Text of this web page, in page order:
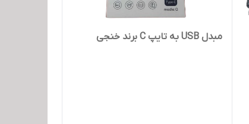
مبدل USB به تایپ C برند خنجی